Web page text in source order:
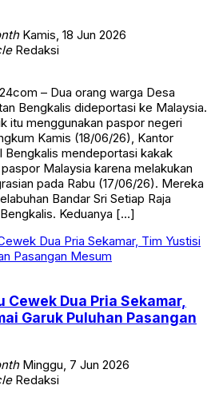
Kamis, 18 Jun 2026
Redaksi
– Dua orang warga Desa
Bengkalis dideportasi ke Malaysia.
itu menggunakan paspor negeri
Kamis (18/06/26), Kantor
Bengkalis mendeportasi kakak
Malaysia karena melakukan
pada Rabu (17/06/26). Mereka
Bandar Sri Setiap Raja
Keduanya […]
Cewek Dua Pria Sekamar,
Garuk Puluhan Pasangan
Minggu, 7 Jun 2026
Redaksi